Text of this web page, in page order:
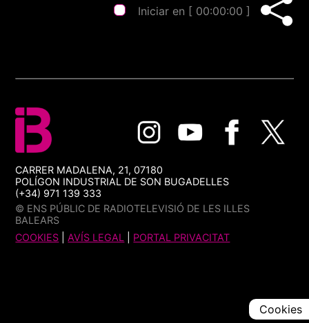
Iniciar en [ 00:00:00 ]
CARRER MADALENA, 21, 07180
POLÍGON INDUSTRIAL DE SON BUGADELLES
(+34) 971 139 333
© ENS PÚBLIC DE RADIOTELEVISIÓ DE LES ILLES
BALEARS
COOKIES |AVÍS LEGAL PORTAL PRIVACITAT
Cookies